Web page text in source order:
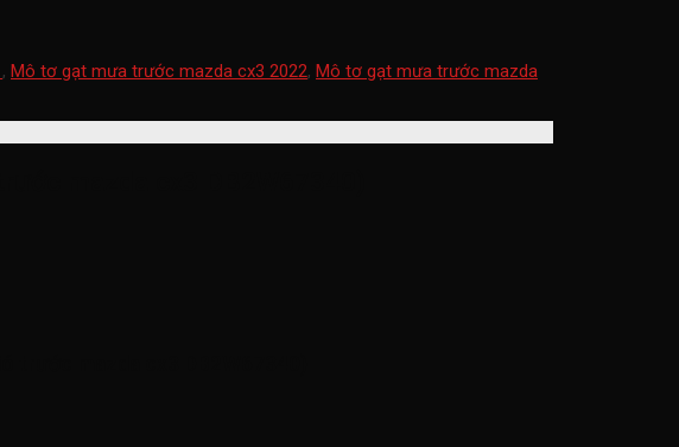
, Mô tơ gạt mưa trước mazda cx3 2022, Mô tơ gạt mưa trước mazda